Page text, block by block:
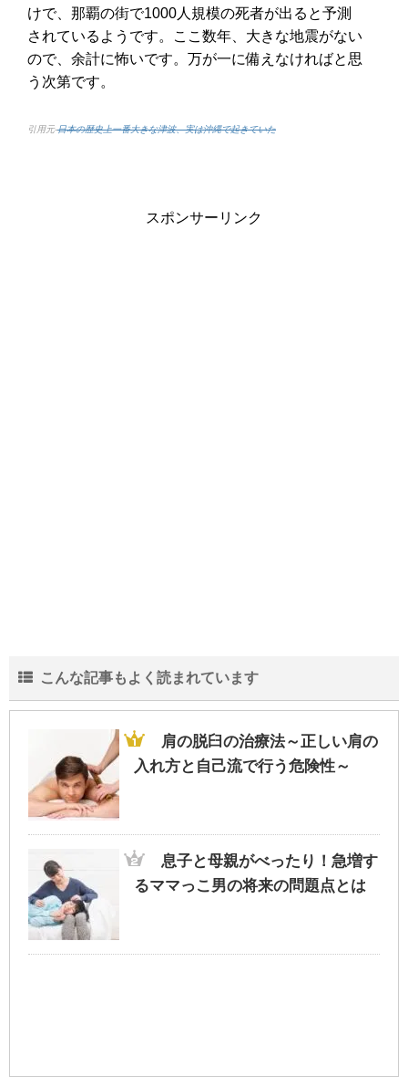
けで、那覇の街で1000人規模の死者が出ると予測
されているようです。ここ数年、大きな地震がない
ので、余計に怖いです。万が一に備えなければと思
う次第です。
引用元-日本の歴史上一番大きな津波、実は沖縄で起きていた
スポンサーリンク
こんな記事もよく読まれています
肩の脱臼の治療法～正しい肩の
入れ方と自己流で行う危険性～
息子と母親がべったり！急増す
るママっこ男の将来の問題点とは